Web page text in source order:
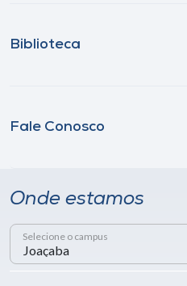
Biblioteca
Fale Conosco
Onde estamos
Selecione o campus